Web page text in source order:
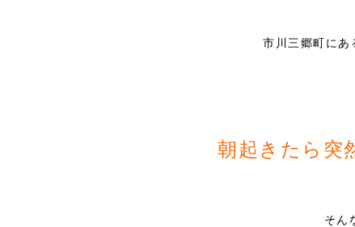
市川三郷町にあ
朝起きたら突
そん